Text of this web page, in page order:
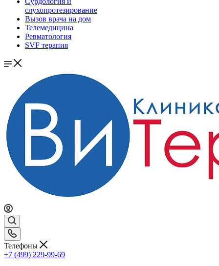
слухопротезирование
Вызов врача на дом
Телемедицина
Ревматология
SVF терапия
Телефоны
+7 (499) 229-99-69